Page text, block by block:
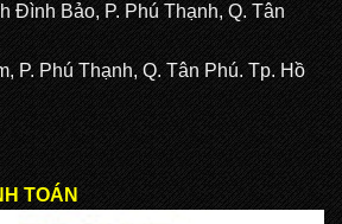
Đình Bảo, P. Phú Thạnh, Q. Tân
P. Phú Thạnh, Q. Tân Phú. Tp. Hồ
TOÁN